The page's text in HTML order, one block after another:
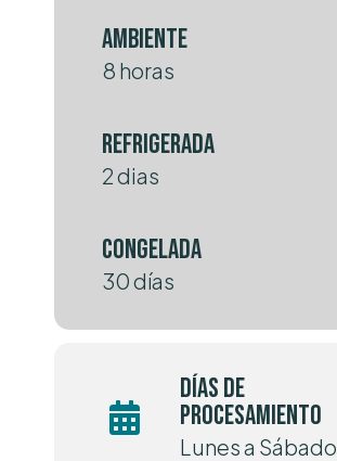
Ambiente
8 horas
Refrigerada
2 dias
Congelada
30 días
Días de
procesamiento
Lunes a Sábado